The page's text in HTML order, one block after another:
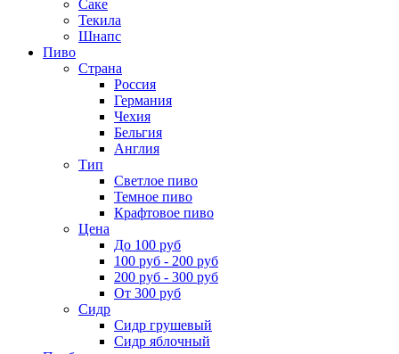
Саке
Текила
Шнапс
Пиво
Страна
Россия
Германия
Чехия
Бельгия
Англия
Тип
Светлое пиво
Темное пиво
Крафтовое пиво
Цена
До 100 руб
100 руб - 200 руб
200 руб - 300 руб
От 300 руб
Сидр
Сидр грушевый
Сидр яблочный